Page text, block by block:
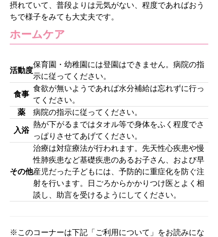
摂れていて、普段よりは元気がない、程度であればおう
ちで様子をみても大丈夫です。
ホームケア
活動度
保育園・幼稚園には登園はできません。病院の指
示に従ってください。
食事
食欲が無いようであれば水分補給は忘れずに行っ
てください。
薬
病院の指示に従ってください。
入浴
熱が下がるまではタオル等で身体をふく程度でさ
っぱりさせてあげてください。
その他
治療は対症療法が行われます。先天性心疾患や慢
性肺疾患など基礎疾患のあるお子さん、および早
産児だった子どもには、予防的に重症化を防ぐ注
射を行います。日ごろからかかりつけ医とよく相
談し、助言を受けるようにしてください。
※このコーナーは下記「ご利用について」をお読みにな